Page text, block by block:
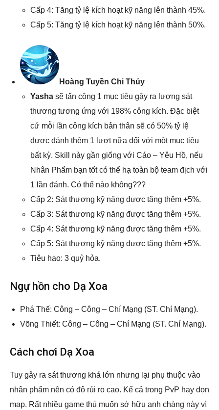
Cấp 4: Tăng tỷ lệ kích hoạt kỹ năng lên thành 45%.
Cấp 5: Tăng tỷ lệ kích hoạt kỹ năng lên thành 50%.
Hoàng Tuyền Chi Thủy
Yasha sẽ tấn công 1 mục tiêu gây ra lượng sát
thương tương ứng với 198% công kích. Đặc biệt
cứ mỗi lần công kích bản thân sẽ có 50% tỷ lệ
được đánh thêm 1 lượt nữa đối với một mục tiêu
bất kỳ. Skill này gần giống với Cáo – Yêu Hồ, nếu
Nhân Phẩm bạn tốt có thể hạ toàn bộ team địch với
1 lần đánh. Có thể nào không???
Cấp 2: Sát thương kỹ năng được tăng thêm +5%.
Cấp 3: Sát thương kỹ năng được tăng thêm +5%.
Cấp 4: Sát thương kỹ năng được tăng thêm +5%.
Cấp 5: Sát thương kỹ năng được tăng thêm +5%.
Tiêu hao: 3 quỷ hỏa.
Ngự hồn cho Dạ Xoa
Phá Thế: Công – Công – Chí Mạng (ST. Chí Mạng).
Võng Thiết: Công – Công – Chí Mạng (ST. Chí Mạng).
Cách chơi Dạ Xoa
Tuy gây ra sát thương khá lớn nhưng lại phụ thuộc vào
nhân phẩm nên có độ rủi ro cao. Kể cả trong PvP hay dọn
map. Rất nhiều game thủ muốn sở hữu anh chàng này vì